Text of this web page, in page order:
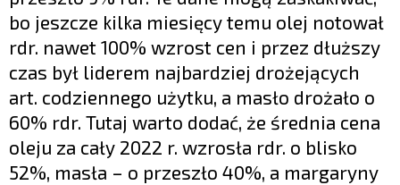
bo jeszcze kilka miesięcy temu olej notował
rdr. nawet 100% wzrost cen i przez dłuższy
czas był liderem najbardziej drożejących
art. codziennego użytku, a masło drożało o
60% rdr. Tutaj warto dodać, że średnia cena
oleju za cały 2022 r. wzrosła rdr. o blisko
52%, masła – o przeszło 40%, a margaryny